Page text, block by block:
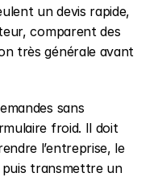
un devis rapide,
comparent des
très générale avant
sans
froid. Il doit
l’entreprise, le
puis transmettre un